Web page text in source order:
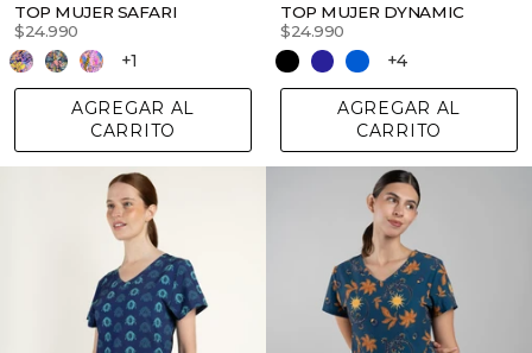
TOP MUJER SAFARI
$24.990
+1
AGREGAR AL
CARRITO
TOP MUJER DYNAMIC
$24.990
+4
AGREGAR AL
CARRITO